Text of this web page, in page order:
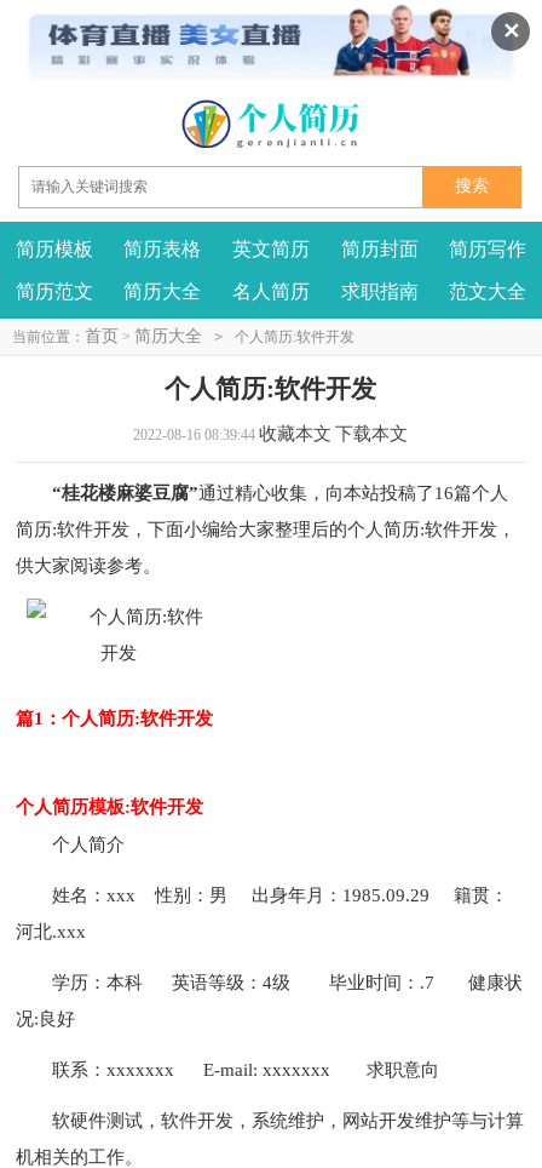
✕
我要投稿 投诉建议
简历模板 简历表格 英文简历 简历封面 简历写作
简历范文 简历大全 名人简历 求职指南 范文大全
当前位置： 首页 > 简历大全 > 个人简历:软件开发
个人简历:软件开发
2022-08-16 08:39:44 收藏本文 下载本文
“桂花楼麻婆豆腐”通过精心收集，向本站投稿了16篇个人
简历:软件开发，下面小编给大家整理后的个人简历:软件开发，
供大家阅读参考。
篇1：个人简历:软件开发
个人简历模板:软件开发
个人简介
姓名：xxx 性别：男 出身年月：1985.09.29 籍贯：
河北.xxx
学历：本科 英语等级：4级 毕业时间：.7 健康状
况:良好
联系：xxxxxxx E-mail: xxxxxxx 求职意向
软硬件测试，软件开发，系统维护，网站开发维护等与计算
机相关的工作。